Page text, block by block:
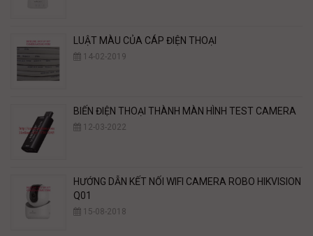
LUẬT MÀU CỦA CÁP ĐIỆN THOẠI
14-02-2019
BIẾN ĐIỆN THOẠI THÀNH MÀN HÌNH TEST CAMERA
12-03-2022
HƯỚNG DẪN KẾT NỐI WIFI CAMERA ROBO HIKVISION
Q01
15-08-2018